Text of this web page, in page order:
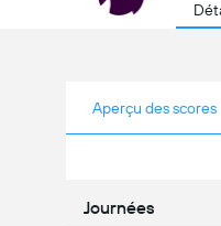
Aperçu des scores
Journées